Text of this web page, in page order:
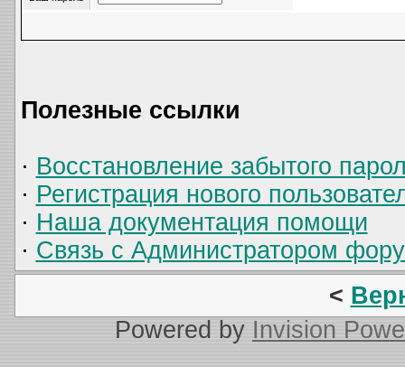
Полезные ссылки
· Восстановление забытого
· Регистрация нового
· Наша документация помощи
· Связь с Администратором
<
Powered by Invision